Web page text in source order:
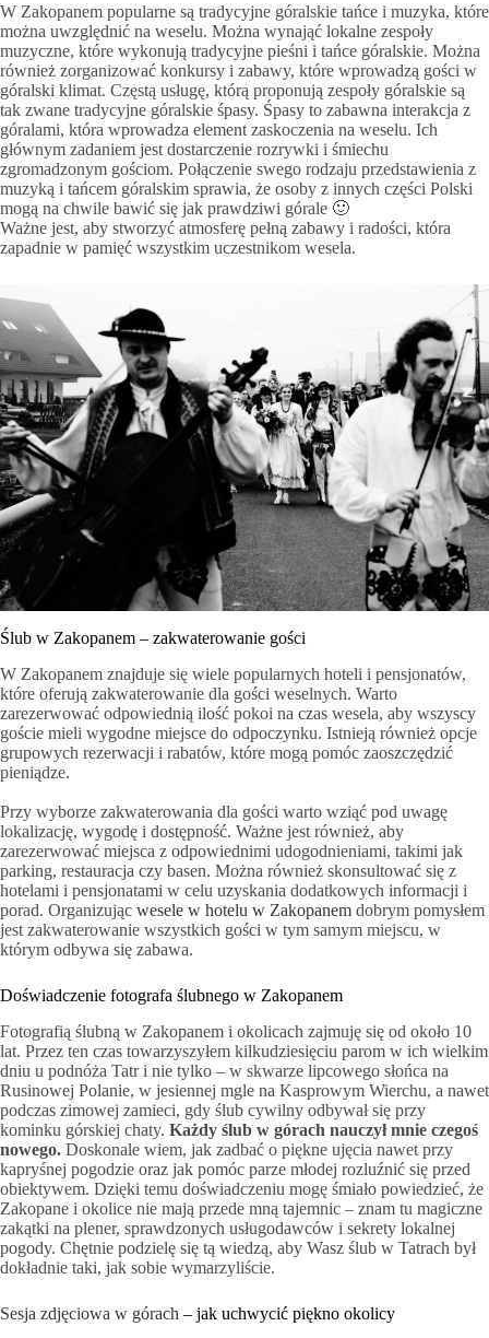
W Zakopanem popularne są tradycyjne góralskie tańce i muzyka, które
można uwzględnić na weselu. Można wynająć lokalne zespoły
muzyczne, które wykonują tradycyjne pieśni i tańce góralskie. Można
również zorganizować konkursy i zabawy, które wprowadzą gości w
góralski klimat. Częstą usługę, którą proponują zespoły góralskie są
tak zwane tradycyjne góralskie śpasy. Śpasy to zabawna interakcja z
góralami, która wprowadza element zaskoczenia na weselu. Ich
głównym zadaniem jest dostarczenie rozrywki i śmiechu
zgromadzonym gościom. Połączenie swego rodzaju przedstawienia z
muzyką i tańcem góralskim sprawia, że osoby z innych części Polski
mogą na chwile bawić się jak prawdziwi górale 🙂
Ważne jest, aby stworzyć atmosferę pełną zabawy i radości, która
zapadnie w pamięć wszystkim uczestnikom wesela.
Ślub w Zakopanem – zakwaterowanie gości
W Zakopanem znajduje się wiele popularnych hoteli i pensjonatów,
które oferują zakwaterowanie dla gości weselnych. Warto
zarezerwować odpowiednią ilość pokoi na czas wesela, aby wszyscy
goście mieli wygodne miejsce do odpoczynku. Istnieją również opcje
grupowych rezerwacji i rabatów, które mogą pomóc zaoszczędzić
pieniądze.
Przy wyborze zakwaterowania dla gości warto wziąć pod uwagę
lokalizację, wygodę i dostępność. Ważne jest również, aby
zarezerwować miejsca z odpowiednimi udogodnieniami, takimi jak
parking, restauracja czy basen. Można również skonsultować się z
hotelami i pensjonatami w celu uzyskania dodatkowych informacji i
porad. Organizując wesele w hotelu w Zakopanem dobrym pomysłem
jest zakwaterowanie wszystkich gości w tym samym miejscu, w
którym odbywa się zabawa.
Doświadczenie fotografa ślubnego w Zakopanem
Fotografią ślubną w Zakopanem i okolicach zajmuję się od około 10
lat. Przez ten czas towarzyszyłem kilkudziesięciu parom w ich wielkim
dniu u podnóża Tatr i nie tylko – w skwarze lipcowego słońca na
Rusinowej Polanie, w jesiennej mgle na Kasprowym Wierchu, a nawet
podczas zimowej zamieci, gdy ślub cywilny odbywał się przy
kominku górskiej chaty. Każdy ślub w górach nauczył mnie czegoś
nowego. Doskonale wiem, jak zadbać o piękne ujęcia nawet przy
kapryśnej pogodzie oraz jak pomóc parze młodej rozluźnić się przed
obiektywem. Dzięki temu doświadczeniu mogę śmiało powiedzieć, że
Zakopane i okolice nie mają przede mną tajemnic – znam tu magiczne
zakątki na plener, sprawdzonych usługodawców i sekrety lokalnej
pogody. Chętnie podzielę się tą wiedzą, aby Wasz ślub w Tatrach był
dokładnie taki, jak sobie wymarzyliście.
Sesja zdjęciowa w górach – jak uchwycić piękno okolicy